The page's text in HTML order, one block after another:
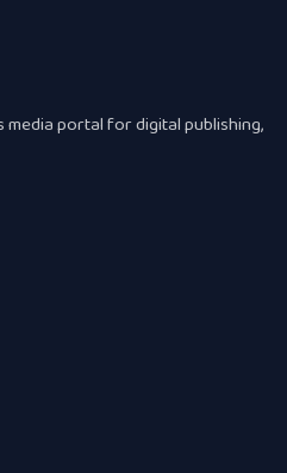
portal for digital publishing,